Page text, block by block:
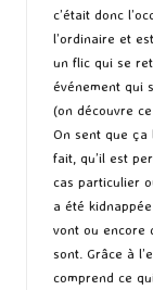
c’était donc
l’ordinaire et
un flic qui se
événement qui
(on découvre
On sent que ça
fait, qu’il est
cas particulier
a été
vont ou encore
sont. Grâce à
comprend ce